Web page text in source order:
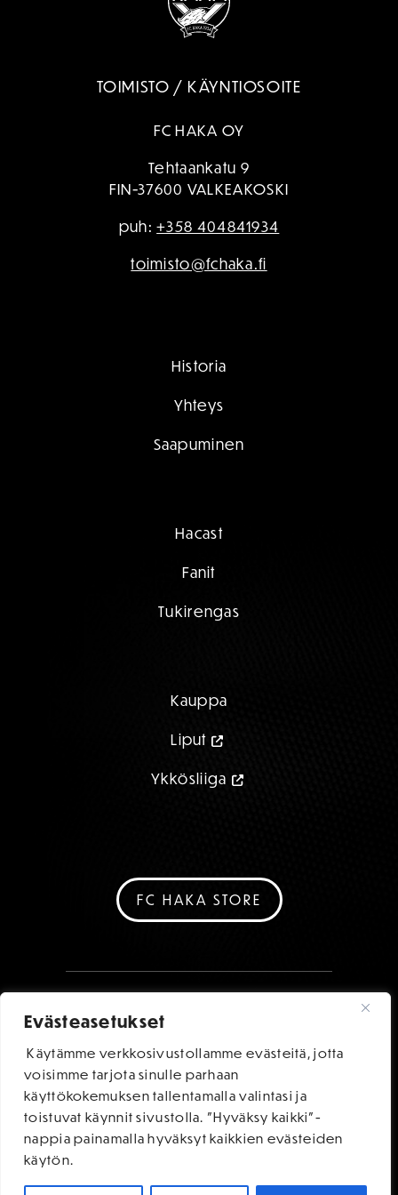
Evästeasetukset
Käytämme verkkosivustollamme evästeitä, jotta
voisimme tarjota sinulle parhaan
käyttökokemuksen tallentamalla valintasi ja
toistuvat käynnit sivustolla. "Hyväksy kaikki"-
nappia painamalla hyväksyt kaikkien evästeiden
käytön.
TOIMISTO / KÄYNTIOSOITE
FC HAKA OY
Tehtaankatu 9
FIN-37600 VALKEAKOSKI
puh:+358 404841934
toimisto@fchaka.fi
Historia
Yhteys
Saapuminen
Hacast
Fanit
Tukirengas
Kauppa
Liput
Ykkösliiga
FC HAKA STORE